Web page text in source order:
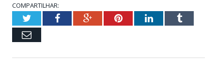
COMPARTILHAR:
TwitterFacebookGoogle+PinterestLinkedInTumblr
Email